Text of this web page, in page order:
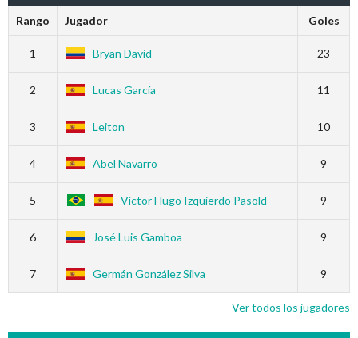
Rango Jugador Goles
1 Bryan David 23
2 Lucas García 11
3 Leiton 10
4 Abel Navarro 9
5 Víctor Hugo Izquierdo Pasold 9
6 José Luis Gamboa 9
7 Germán González Silva 9
Ver todos los jugadores